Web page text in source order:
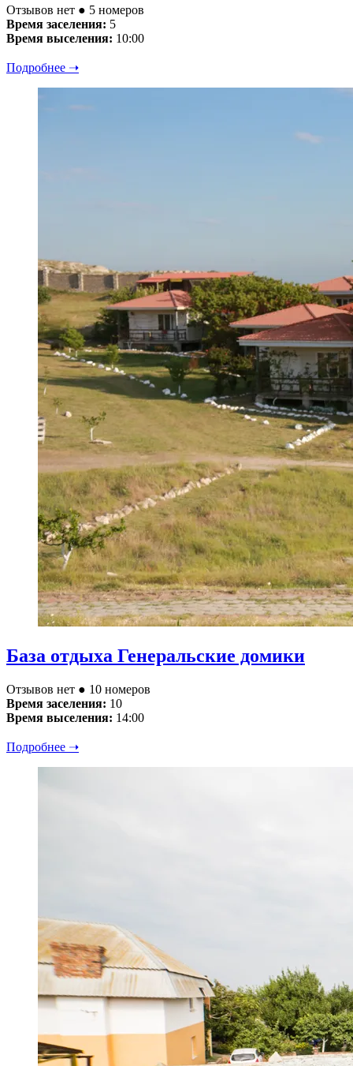
Отзывов нет ● 5 номеров
Время заселения: 5
Время выселения: 10:00
Подробнее ➝
База отдыха Генеральские домики
Отзывов нет ● 10 номеров
Время заселения: 10
Время выселения: 14:00
Подробнее ➝